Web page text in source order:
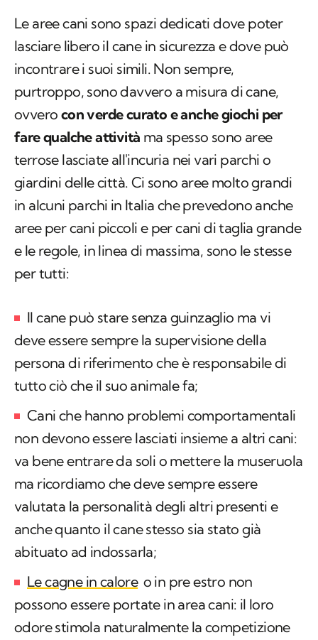
Le aree cani sono spazi dedicati dove poter
lasciare libero il cane in sicurezza e dove può
incontrare i suoi simili. Non sempre,
purtroppo, sono davvero a misura di cane,
ovvero con verde curato e anche giochi per
fare qualche attività ma spesso sono aree
terrose lasciate all'incuria nei vari parchi o
giardini delle città. Ci sono aree molto grandi
in alcuni parchi in Italia che prevedono anche
aree per cani piccoli e per cani di taglia grande
e le regole, in linea di massima, sono le stesse
per tutti:
Il cane può stare senza guinzaglio ma vi
deve essere sempre la supervisione della
persona di riferimento che è responsabile di
tutto ciò che il suo animale fa;
Cani che hanno problemi comportamentali
non devono essere lasciati insieme a altri cani:
va bene entrare da soli o mettere la museruola
ma ricordiamo che deve sempre essere
valutata la personalità degli altri presenti e
anche quanto il cane stesso sia stato già
abituato ad indossarla;
Le cagne in calore o in pre estro non
possono essere portate in area cani: il loro
odore stimola naturalmente la competizione